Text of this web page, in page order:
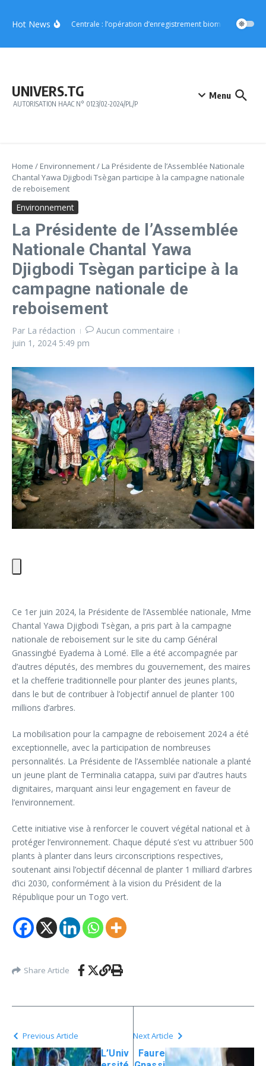
Hot NewsRégion Centrale : l’opération d’enregistrement biométrique
UNIVERS.TG
AUTORISATION HAAC N° 0123/02-2024/PL/P
Menu
Home / Environnement/ La Présidente de l’Assemblée Nationale
Chantal Yawa Djigbodi Tsègan participe à la campagne nationale
de reboisement
Environnement
La Présidente de l’Assemblée
Nationale Chantal Yawa
Djigbodi Tsègan participe à la
campagne nationale de
reboisement
Par La rédaction
Aucun commentaire
juin 1, 2024 5:49 pm
Ce 1er juin 2024, la Présidente de l’Assemblée nationale, Mme
Chantal Yawa Djigbodi Tsègan, a pris part à la campagne
nationale de reboisement sur le site du camp Général
Gnassingbé Eyadema à Lomé. Elle a été accompagnée par
d’autres députés, des membres du gouvernement, des maires
et la chefferie traditionnelle pour planter des jeunes plants,
dans le but de contribuer à l’objectif annuel de planter 100
millions d’arbres.
La mobilisation pour la campagne de reboisement 2024 a été
exceptionnelle, avec la participation de nombreuses
personnalités. La Présidente de l’Assemblée nationale a planté
un jeune plant de Terminalia catappa, suivi par d’autres hauts
dignitaires, marquant ainsi leur engagement en faveur de
l’environnement.
Cette initiative vise à renforcer le couvert végétal national et à
protéger l’environnement. Chaque député s’est vu attribuer 500
plants à planter dans leurs circonscriptions respectives,
soutenant ainsi l’objectif décennal de planter 1 milliard d’arbres
d’ici 2030, conformément à la vision du Président de la
République pour un Togo vert.
Share Article
Previous Article
L’Univ
Next Article
Faure